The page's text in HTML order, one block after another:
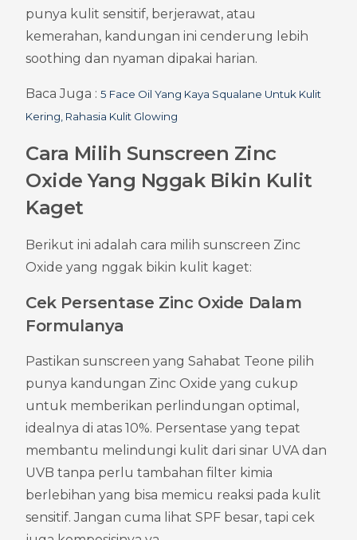
punya kulit sensitif, berjerawat, atau
kemerahan, kandungan ini cenderung lebih
soothing dan nyaman dipakai harian.
Baca Juga : 5 Face Oil Yang Kaya Squalane Untuk Kulit
Kering, Rahasia Kulit Glowing
Cara Milih Sunscreen Zinc
Oxide Yang Nggak Bikin Kulit
Kaget
Berikut ini adalah cara milih sunscreen Zinc
Oxide yang nggak bikin kulit kaget:
Cek Persentase Zinc Oxide Dalam
Formulanya
Pastikan sunscreen yang Sahabat Teone pilih
punya kandungan Zinc Oxide yang cukup
untuk memberikan perlindungan optimal,
idealnya di atas 10%. Persentase yang tepat
membantu melindungi kulit dari sinar UVA dan
UVB tanpa perlu tambahan filter kimia
berlebihan yang bisa memicu reaksi pada kulit
sensitif. Jangan cuma lihat SPF besar, tapi cek